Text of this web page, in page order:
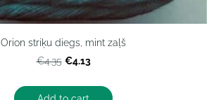
Orion striķu diegs, mint zaļš
€4.35 €4.13